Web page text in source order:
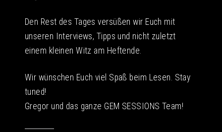
Den Rest des Tages versüßen wir Euch mit
unseren Interviews, Tipps und nicht zuletzt
einem kleinen Witz am Heftende.
Wir wünschen Euch viel Spaß beim Lesen. Stay
tuned!
Gregor und das ganze GEM SESSIONS Team!